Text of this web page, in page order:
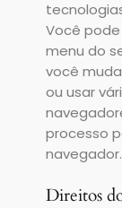
Você
menu do
você
ou usar
processo
navegador.
Direitos